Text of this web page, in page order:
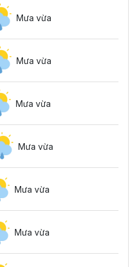
Mưa vừa
Mưa vừa
Mưa vừa
Mưa vừa
Mưa vừa
Mưa vừa